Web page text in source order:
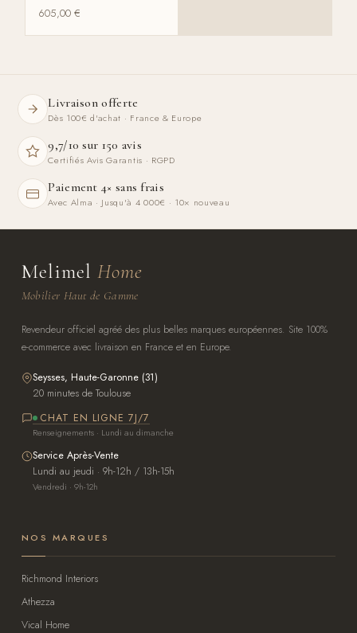
605,00€
Livraison offerte
Dès 100€ d'achat · France & Europe
9,7/10 sur 150 avis
Certifiés Avis Garantis · RGPD
Paiement 4× sans frais
Avec Alma · Jusqu'à 4 000€ · 10× nouveau
Melimel Home
Mobilier Haut de Gamme
Revendeur officiel agréé des plus belles marques européennes. Site 100%
e-commerce avec livraison en France et en Europe.
Seysses, Haute-Garonne (31)
20 minutes de Toulouse
CHAT EN LIGNE 7J/7
Renseignements · Lundi au dimanche
Service Après-Vente
Lundi au jeudi · 9h-12h / 13h-15h
Vendredi · 9h-12h
NOS MARQUES
Richmond Interiors
Athezza
Vical Home